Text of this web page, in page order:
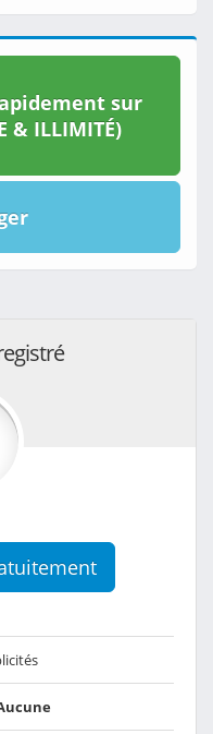
sur
& ILLIMITÉ)